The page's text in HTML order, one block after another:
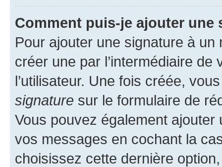
Comment puis-je ajouter une
Pour ajouter une signature à un
créer une par l’intermédiaire
l’utilisateur. Une fois créée,
signature sur le formulaire de
Vous pouvez également
vos messages en cochant la
choisissez cette dernière